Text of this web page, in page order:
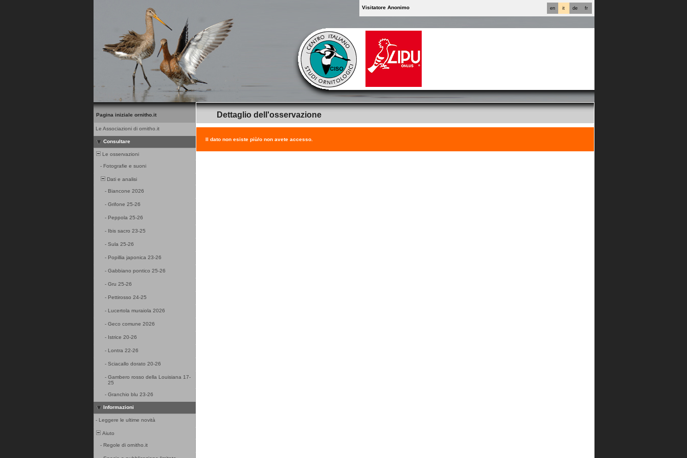
fr
de
it
en
Visitatore Anonimo
Pagina iniziale ornitho.it
Le Associazioni di ornitho.it
Consultare
Le osservazioni
- Fotografie e suoni
Dati e analisi
- Biancone 2026
- Grifone 25-26
- Peppola 25-26
- Ibis sacro 23-25
- Sula 25-26
- Popillia japonica 23-26
- Gabbiano pontico 25-26
- Gru 25-26
- Pettirosso 24-25
- Lucertola muraiola 2026
- Geco comune 2026
- Istrice 20-26
- Lontra 22-26
- Sciacallo dorato 20-26
- Gambero rosso della Louisiana 17-
25
- Granchio blu 23-26
Informazioni
- Leggere le ultime novità
Aiuto
- Regole di ornitho.it
Dettaglio dell'osservazione
Il dato non esiste più/o non avete accesso.